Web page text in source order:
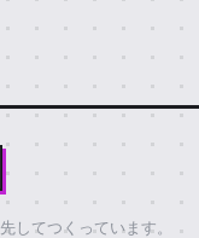
してつくっています。